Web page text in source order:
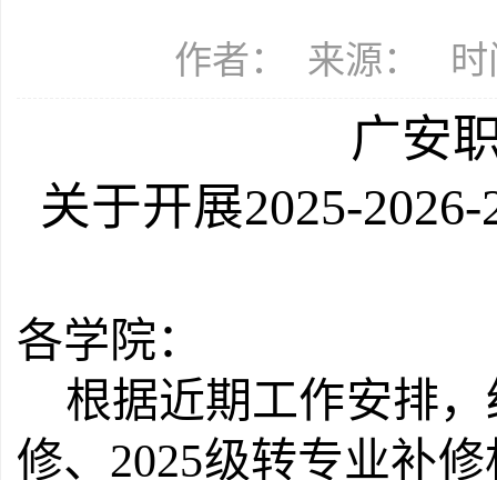
作者： 来源： 时
广安
关于开展2025-2026-
各学院：
根据近期工作安排
修、2025级转专业补